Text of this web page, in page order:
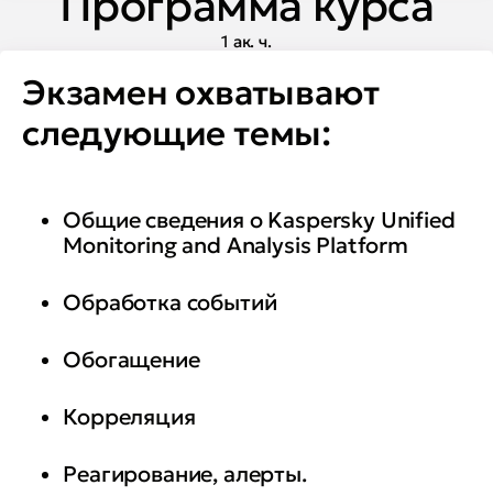
1 ак. ч.
Экзамен охватывают
следующие темы:
Общие сведения о Kaspersky Unified
Monitoring and Analysis Platform
Обработка событий
Обогащение
Корреляция
Реагирование, алерты.